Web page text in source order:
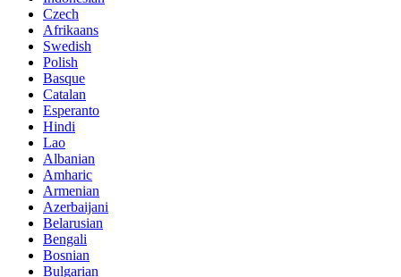
Czech
Afrikaans
Swedish
Polish
Basque
Catalan
Esperanto
Hindi
Lao
Albanian
Amharic
Armenian
Azerbaijani
Belarusian
Bengali
Bosnian
Bulgarian